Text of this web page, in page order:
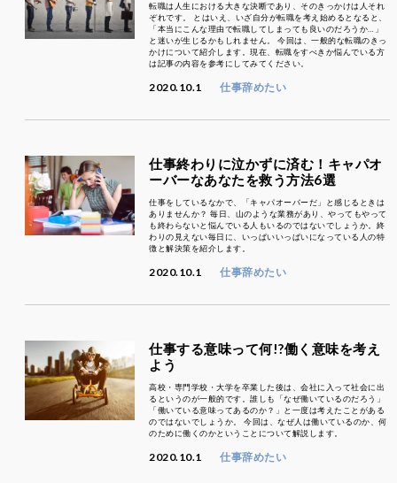
転職は人生における大きな決断であり、そのきっかけは人それ
ぞれです。 とはいえ、いざ自分が転職を考え始めるとなると、
「本当にこんな理由で転職してしまっても良いのだろうか…」
と迷いが生じるかもしれません。 今回は、一般的な転職のきっ
かけについて紹介します。現在、転職をすべきか悩んでいる方
は記事の内容を参考にしてみてください。
2020.10.1 仕事辞めたい
仕事終わりに泣かずに済む！キャパオ
ーバーなあなたを救う方法6選
仕事をしているなかで、「キャパオーバーだ」と感じるときは
ありませんか？ 毎日、山のような業務があり、やってもやって
も終わらないと悩んでいる人もいるのではないでしょうか。終
わりの見えない毎日に、いっぱいいっぱいになっている人の特
徴と解決策を紹介します。
2020.10.1 仕事辞めたい
仕事する意味って何!?働く意味を考え
よう
高校・専門学校・大学を卒業した後は、会社に入って社会に出
るというのが一般的です。誰しも「なぜ働いているのだろう」
「働いている意味ってあるのか？」と一度は考えたことがある
のではないでしょうか。 今回は、なぜ人は働いているのか、何
のために働くのかということについて解説します。
2020.10.1 仕事辞めたい